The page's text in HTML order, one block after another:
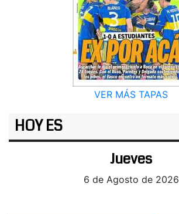
VER MÁS TAPAS
HOY ES
Jueves
6 de Agosto de 2026